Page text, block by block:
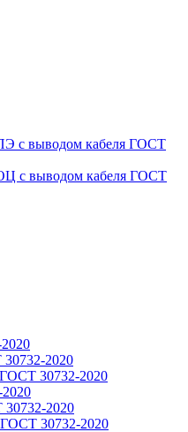
с выводом кабеля ГОСТ
с выводом кабеля ГОСТ
2020
30732-2020
2020
30732-2020